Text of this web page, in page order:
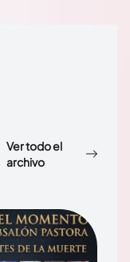
Ver todo el
archivo